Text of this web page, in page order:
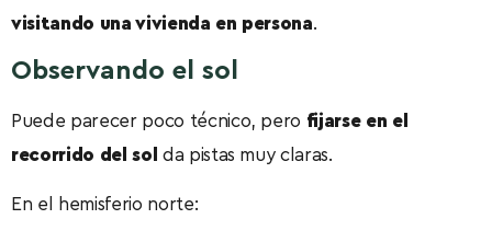
visitando una vivienda en persona.
Observando el sol
Puede parecer poco técnico, pero fijarse en el
recorrido del sol da pistas muy claras.
En el hemisferio norte: